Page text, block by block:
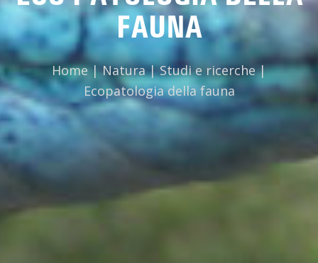
FAUNA
Home|Natura|Studi e ricerche|
Ecopatologia della fauna